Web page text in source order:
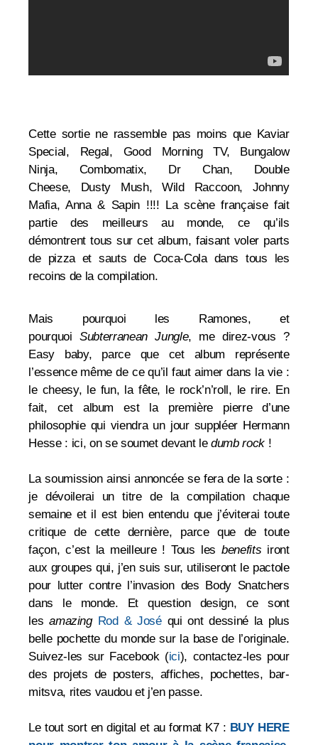
Cette sortie ne rassemble pas moins que Kaviar
Special,
Regal, Good Morning TV,
Bungalow
Ninja, Combomatix, Dr Chan,
Double
Cheese,
Dusty Mush,Wild Raccoon, Johnny
Mafia, Anna & Sapin !!!! La scène française fait
partie des meilleurs au monde, ce qu’ils
démontrent tous sur cet album, faisant voler parts
de pizza et sauts de Coca-Cola dans tous les
recoins de la compilation.
Mais pourquoi les Ramones, et
pourquoi Subterranean Jungle, me direz-vous ?
Easy baby, parce que cet album représente
l’essence même de ce qu’il faut aimer dans la vie :
le cheesy, le fun, la fête, le rock’n’roll, le rire. En
fait, cet album est la première pierre d’une
philosophie qui viendra un jour suppléer Hermann
Hesse : ici, on se soumet devant ledumb rock !
La soumission ainsi annoncée se fera de la sorte :
je dévoilerai un titre de la compilation chaque
semaine et il est bien entendu que j’éviterai toute
critique de cette dernière, parce que de toute
façon, c’est la meilleure ! Tous les benefits iront
aux groupes qui, j’en suis sur, utiliseront le pactole
pour lutter contre l’invasion des Body Snatchers
dans le monde. Et question design, ce sont
esamazing Rod & Joséqui ont dessiné la plus
belle pochette du monde sur la base de l’originale.
Suivez-les sur Facebook (ici), contactez-les pour
des projets de posters, affiches, pochettes, bar-
mitsva, rites vaudou et j’en passe.
Le tout sort en digital et au format K7 : BUY HERE